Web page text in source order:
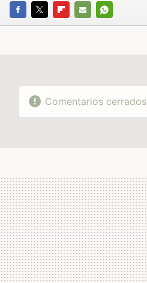
FACEBOOK
TWITTERFLIPBOARD
E-
WHATSAPP
Comentarios cerrados